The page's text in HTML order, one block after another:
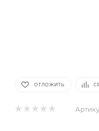
ОТЛОЖИТЬ